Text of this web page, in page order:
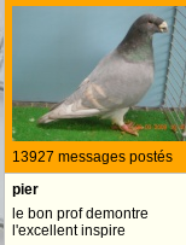
13927 messages postés
pier
le bon prof demontre
l'excellent inspire